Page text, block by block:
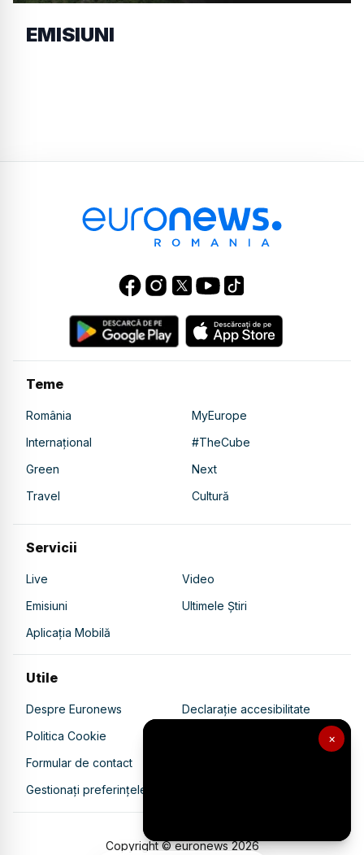
×
EMISIUNI
Teme
România
MyEurope
Internațional
#TheCube
Green
Next
Travel
Cultură
Servicii
Live
Video
Emisiuni
Ultimele Știri
Aplicația Mobilă
Utile
Despre Euronews
Declarație accesibilitate
Politica Cookie
Politica de confidențialitate
Formular de contact
Gestionați preferințele
Copyright © euronews2026